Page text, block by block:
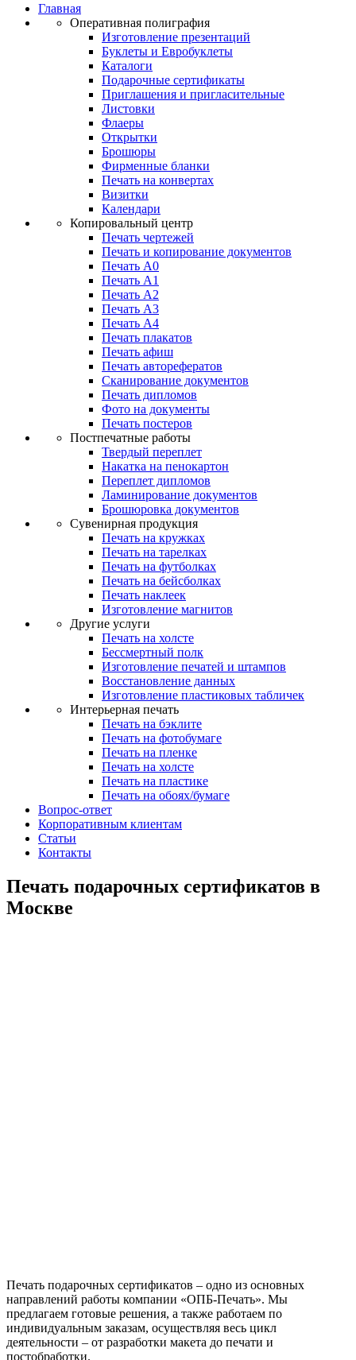
Главная
Оперативная полиграфия
Изготовление презентаций
Буклеты и Eвробуклеты
Каталоги
Подарочные сертификаты
Приглашения и пригласительные
Листовки
Флаеры
Открытки
Брошюры
Фирменные бланки
Печать на конвертах
Визитки
Календари
Копировальный центр
Печать чертежей
Печать и копирование документов
Печать А0
Печать А1
Печать А2
Печать А3
Печать А4
Печать плакатов
Печать афиш
Печать авторефератов
Сканирование документов
Печать дипломов
Фото на документы
Печать постеров
Постпечатные работы
Твердый переплет
Накатка на пенокартон
Переплет дипломов
Ламинирование документов
Брошюровка документов
Сувенирная продукция
Печать на кружках
Печать на тарелках
Печать на футболках
Печать на бейсболках
Печать наклеек
Изготовление магнитов
Другие услуги
Печать на холсте
Бессмертный полк
Изготовление печатей и штампов
Восстановление данных
Изготовление пластиковых табличек
Интерьерная печать
Печать на бэклите
Печать на фотобумаге
Печать на пленке
Печать на холсте
Печать на пластике
Печать на обоях/бумаге
Вопрос-ответ
Корпоративным клиентам
Статьи
Контакты
Печать подарочных сертификатов в
Москве
Печать подарочных сертификатов – одно из основных
направлений работы компании «ОПБ-Печать». Мы
предлагаем готовые решения, а также работаем по
индивидуальным заказам, осуществляя весь цикл
деятельности – от разработки макета до печати и
постобработки.